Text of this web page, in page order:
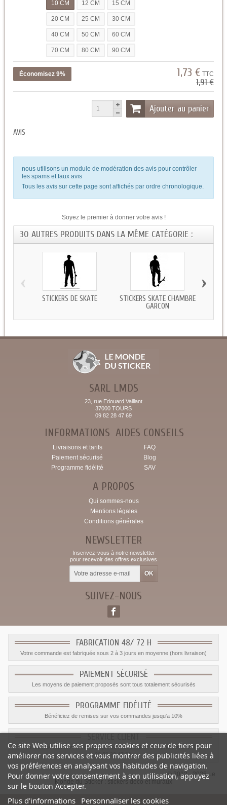
10 CM 12 CM 15 CM
20 CM 25 CM 30 CM
40 CM 50 CM 60 CM
70 CM 80 CM 90 CM
Économisez 9% 1,73 € TTC
1,91 €
Ajouter au panier
AVIS
nous utilisons un module de modération des avis pour contrôler
les spams et faux avis
Tous les avis sur cette page sont affichés par ordre chronologique.
Soyez le premier à donner votre avis !
30 AUTRES PRODUITS DANS LA MÊME CATÉGORIE :
STICKERS DE SKATE
STICKERS SKATE CHAMBRE
GARCON
‹ ›
SARL LMDS
23, rue Edouard Vaillant
37000 TOURS
09 82 28 47 69
INFORMATIONS
Livraisons et tarifs
Paiement sécurisé
Programme fidélité
AIDES CONSEILS
FAQ
Blog
SAV
A PROPOS
Qui sommes-nous
Mentions légales
Conditions générales
NEWSLETTER
Inscrivez-vous à notre newsletter
pour recevoir des offres exclusives
SUIVEZ-NOUS
FABRICATION 48/ 72 H
Votre commande est fabriquée sous 2 à 3 jours en moyenne (hors livraison)
PAIEMENT SÉCURISÉ
Les moyens de paiement proposés sont tous totalement sécurisés
PROGRAMME FIDÉLITÉ
Bénéficiez de remises sur vos commandes jusqu'a 10%
Le service client est a votre disposition du lundi au vendredi de 8h à 17h
09.82.28.47.69.
© 2012 - 2026 Le
Monde du Sticker :
stickers déco et muraux
Ce site Web utilise ses propres cookies et ceux de tiers pour
améliorer nos services et vous montrer des publicités liées à
vos préférences en analysant vos habitudes de navigation.
Pour donner votre consentement à son utilisation, appuyez
sur le bouton Accepter.
Plus d'informations Personnaliser les cookies